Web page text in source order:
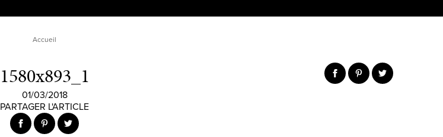
Accueil
1580x893_1
01/03/2018
PARTAGER L'ARTICLE